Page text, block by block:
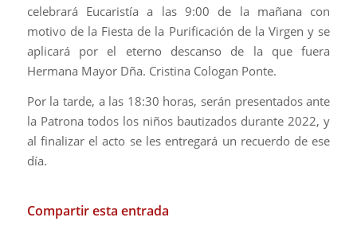
celebrará Eucaristía a las 9:00 de la mañana con
motivo de la Fiesta de la Purificación de la Virgen y se
aplicará por el eterno descanso de la que fuera
Hermana Mayor Dña. Cristina Cologan Ponte.
Por la tarde, a las 18:30 horas, serán presentados ante
la Patrona todos los niños bautizados durante 2022, y
al finalizar el acto se les entregará un recuerdo de ese
día.
Compartir esta entrada